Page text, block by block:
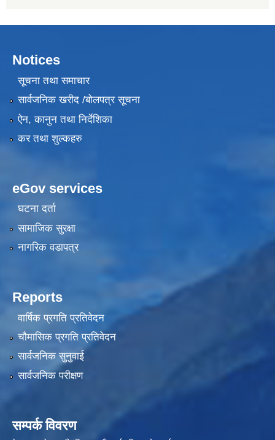
Notices
सूचना तथा समाचार
सार्वजनिक खरीद /बोलपत्र सूचना
ऐन, कानुन तथा निर्देशिका
कर तथा शुल्कहरु
eGov services
घटना दर्ता
सामाजिक सुरक्षा
नागरिक वडापत्र
Reports
वार्षिक प्रगति प्रतिवेदन
चौमासिक प्रगति प्रतिवेदन
सार्वजनिक सुनुवाई
सार्वजनिक परीक्षण
सम्पर्क विवरण